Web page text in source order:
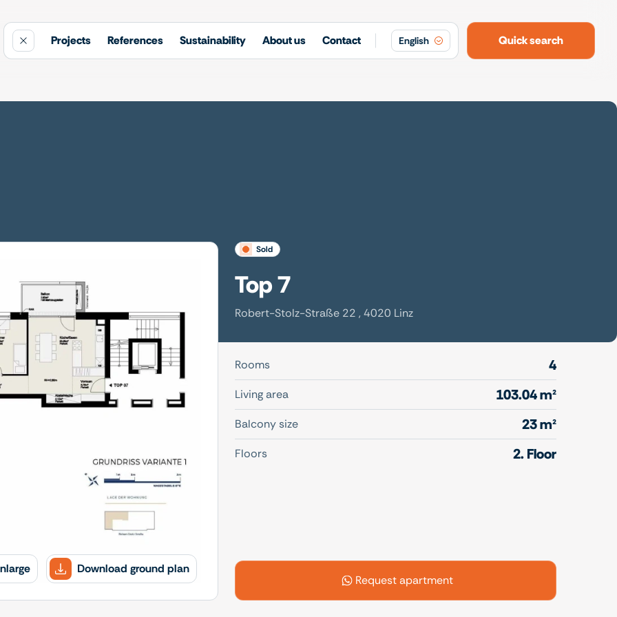
Projects References Sustainability About us Contact English Quick search
Download ground plan
sold
Top 7
Robert-Stolz-Straße 22 , 4020 Linz
Rooms 4
Living area 103.04 m²
Balcony size 23 m²
Floors 2. Floor
Request apartment